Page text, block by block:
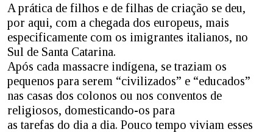
A prática de filhos e de filhas de criação se deu,
por aqui, com a chegada dos europeus, mais
especificamente com os imigrantes italianos, no
Sul de Santa Catarina.
Após cada massacre indígena, se traziam os
pequenos para serem “civilizados” e “educados”
nas casas dos colonos ou nos conventos de
religiosos, domesticando-os para
as tarefas do dia a dia. Pouco tempo viviam esses